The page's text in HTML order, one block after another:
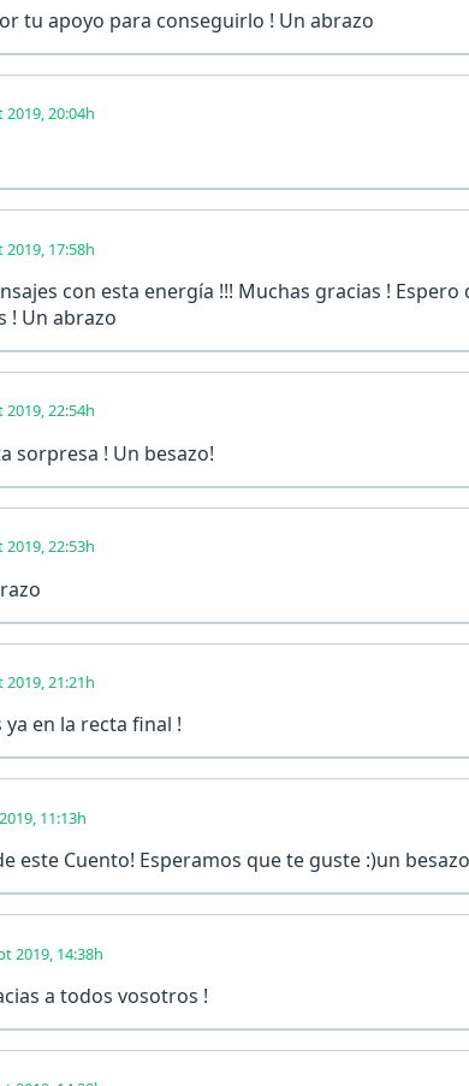
tu apoyo para conseguirlo ! Un abrazo
2019, 20:04h
2019, 17:58h
con esta energía !!! Muchas gracias ! Espero
! Un abrazo
2019, 22:54h
sorpresa ! Un besazo!
2019, 22:53h
2019, 21:21h
en la recta final !
11:13h
Cuento! Esperamos que te guste :)un besazo
2019, 14:38h
a todos vosotros !